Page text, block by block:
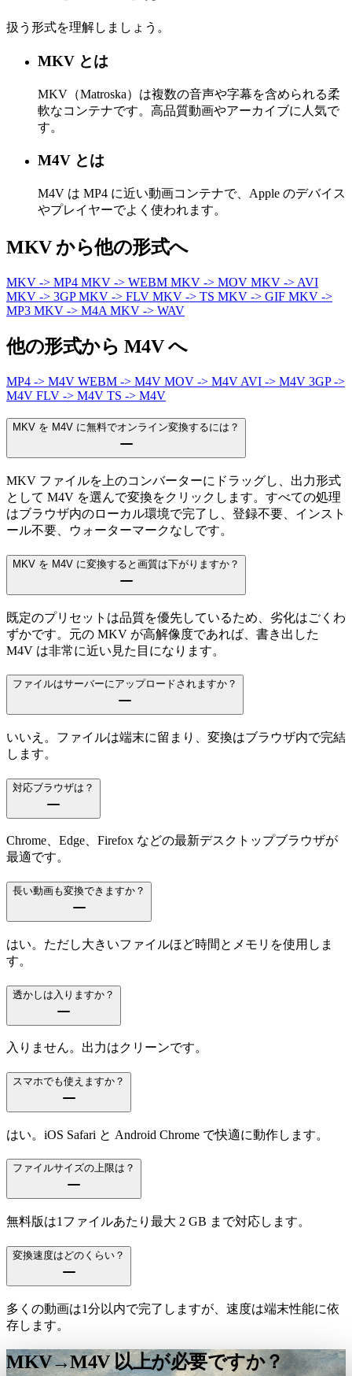
扱う形式を理解しましょう。
MKV とは
MKV（Matroska）は複数の音声や字幕を含められる柔
軟なコンテナです。高品質動画やアーカイブに人気で
す。
M4V とは
M4V は MP4 に近い動画コンテナで、Apple のデバイス
やプレイヤーでよく使われます。
MKV から他の形式へ
MKV -> MP4 MKV -> WEBM MKV -> MOV MKV -> AVI
MKV -> 3GPMKV -> FLV MKV -> TS MKV -> GIF MKV ->
MP3 MKV -> M4A MKV -> WAV
他の形式から M4V へ
MP4 -> M4V WEBM -> M4V MOV -> M4V AVI -> M4V 3GP ->
M4V FLV -> M4V TS -> M4V
MKV を M4V に無料でオンライン変換するには？
MKV ファイルを上のコンバーターにドラッグし、出力形式
として M4V を選んで変換をクリックします。すべての処理
はブラウザ内のローカル環境で完了し、登録不要、インスト
ール不要、ウォーターマークなしです。
MKV を M4V に変換すると画質は下がりますか？
既定のプリセットは品質を優先しているため、劣化はごくわ
ずかです。元の MKV が高解像度であれば、書き出した
M4V は非常に近い見た目になります。
ファイルはサーバーにアップロードされますか？
いいえ。ファイルは端末に留まり、変換はブラウザ内で完結
します。
対応ブラウザは？
Chrome、Edge、Firefox などの最新デスクトップブラウザが
最適です。
長い動画も変換できますか？
はい。ただし大きいファイルほど時間とメモリを使用しま
す。
透かしは入りますか？
入りません。出力はクリーンです。
スマホでも使えますか？
はい。iOS Safari と Android Chrome で快適に動作します。
ファイルサイズの上限は？
無料版は1ファイルあたり最大 2 GB まで対応します。
変換速度はどのくらい？
多くの動画は1分以内で完了しますが、速度は端末性能に依
存します。
MKV→M4V 以上が必要ですか？